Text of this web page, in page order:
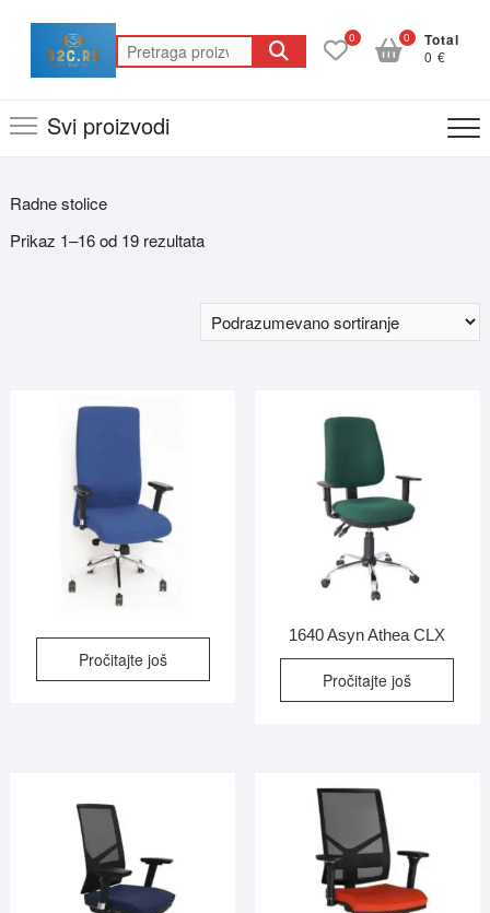
content
Pretraga
za:
0 Total
0 €
0
Svi proizvodi
Radne stolice
Prikaz 1–16 od 19 rezultata
Pročitajte još
1640 Asyn Athea CLX
Pročitajte još